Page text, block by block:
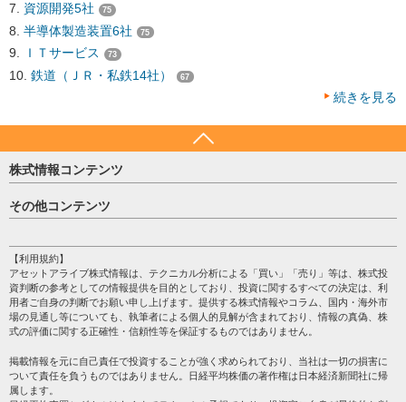
資源開発5社 75
半導体製造装置6社 75
ＩＴサービス 73
鉄道（ＪＲ・私鉄14社） 67
続きを見る
株式情報コンテンツ
日経平均
売買シグナル
株テーマ情報
海外市況
投資カレンダー
格付け情報
その他コンテンツ
個人情報保護方針
プライバシーポリシー
会社案内
サイトマップ
過去データ
【利用規約】
アセットアライブ株式情報は、テクニカル分析による「買い」「売り」等は、株式投
資判断の参考としての情報提供を目的としており、投資に関するすべての決定は、利
用者ご自身の判断でお願い申し上げます。提供する株式情報やコラム、国内・海外市
場の見通し等についても、執筆者による個人的見解が含まれており、情報の真偽、株
式の評価に関する正確性・信頼性等を保証するものではありません。
掲載情報を元に自己責任で投資することが強く求められており、当社は一切の損害に
ついて責任を負うものではありません。日経平均株価の著作権は日本経済新聞社に帰
属します。